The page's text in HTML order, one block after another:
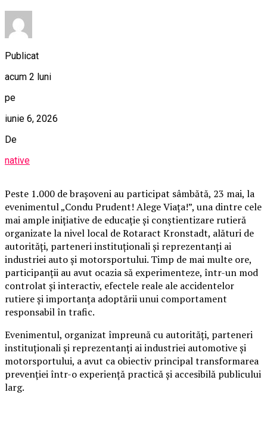
Publicat
acum 2 luni
pe
iunie 6, 2026
De
native
Peste 1.000 de brașoveni au participat sâmbătă, 23 mai, la
evenimentul „Condu Prudent! Alege Viața!”, una dintre cele
mai ample inițiative de educație și conștientizare rutieră
organizate la nivel local de Rotaract Kronstadt, alături de
autorități, parteneri instituționali și reprezentanți ai
industriei auto și motorsportului. Timp de mai multe ore,
participanții au avut ocazia să experimenteze, într-un mod
controlat și interactiv, efectele reale ale accidentelor
rutiere și importanța adoptării unui comportament
responsabil în trafic.
Evenimentul, organizat împreună cu autorități, parteneri
instituționali și reprezentanți ai industriei automotive și
motorsportului, a avut ca obiectiv principal transformarea
prevenției într-o experiență practică și accesibilă publicului
larg.